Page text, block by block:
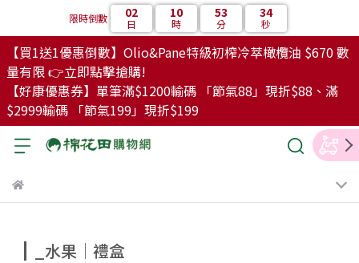
限時倒數 02
日
10
時
53
分
34
秒
【買1送1優惠倒數】Olio&Pane特級初榨冷萃橄欖油 $670 數
量有限 👉立即點擊搶購!
【好康優惠券】單筆滿$1200輸碼 「節氣88」現折$88、滿
$2999輸碼 「節氣199」現折$199
_水果│禮盒